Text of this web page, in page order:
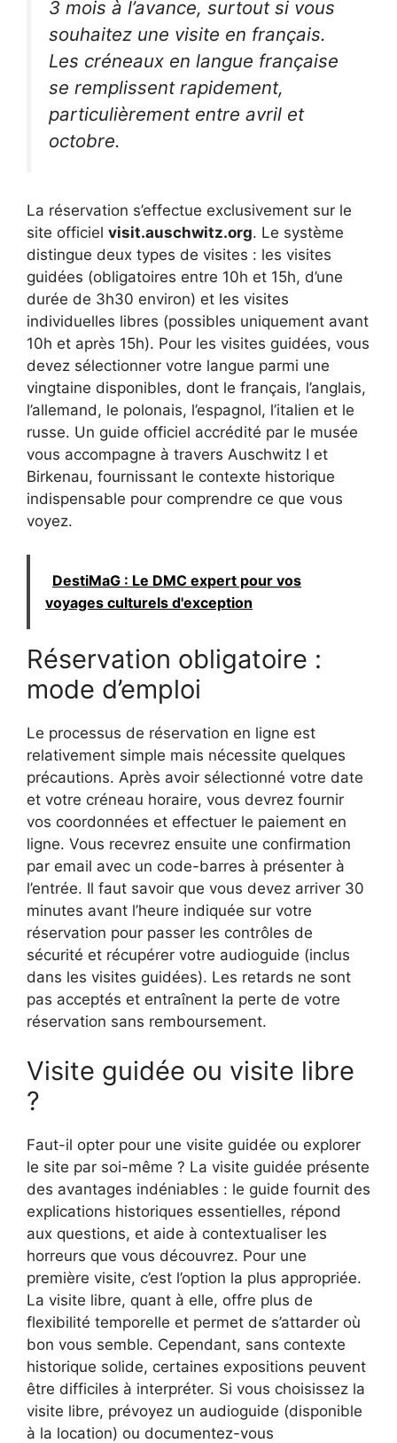
3 mois à l’avance, surtout si vous
souhaitez une visite en français.
Les créneaux en langue française
se remplissent rapidement,
particulièrement entre avril et
octobre.
La réservation s’effectue exclusivement sur le
site officiel visit.auschwitz.org. Le système
distingue deux types de visites : les visites
guidées (obligatoires entre 10h et 15h, d’une
durée de 3h30 environ) et les visites
individuelles libres (possibles uniquement avant
10h et après 15h). Pour les visites guidées, vous
devez sélectionner votre langue parmi une
vingtaine disponibles, dont le français, l’anglais,
l’allemand, le polonais, l’espagnol, l’italien et le
russe. Un guide officiel accrédité par le musée
vous accompagne à travers Auschwitz I et
Birkenau, fournissant le contexte historique
indispensable pour comprendre ce que vous
voyez.
DestiMaG : Le DMC expert pour vos
voyages culturels d'exception
Réservation obligatoire :
mode d’emploi
Le processus de réservation en ligne est
relativement simple mais nécessite quelques
précautions. Après avoir sélectionné votre date
et votre créneau horaire, vous devrez fournir
vos coordonnées et effectuer le paiement en
ligne. Vous recevrez ensuite une confirmation
par email avec un code-barres à présenter à
l’entrée. Il faut savoir que vous devez arriver 30
minutes avant l’heure indiquée sur votre
réservation pour passer les contrôles de
sécurité et récupérer votre audioguide (inclus
dans les visites guidées). Les retards ne sont
pas acceptés et entraînent la perte de votre
réservation sans remboursement.
Visite guidée ou visite libre
?
Faut-il opter pour une visite guidée ou explorer
le site par soi-même ? La visite guidée présente
des avantages indéniables : le guide fournit des
explications historiques essentielles, répond
aux questions, et aide à contextualiser les
horreurs que vous découvrez. Pour une
première visite, c’est l’option la plus appropriée.
La visite libre, quant à elle, offre plus de
flexibilité temporelle et permet de s’attarder où
bon vous semble. Cependant, sans contexte
historique solide, certaines expositions peuvent
être difficiles à interpréter. Si vous choisissez la
visite libre, prévoyez un audioguide (disponible
à la location) ou documentez-vous